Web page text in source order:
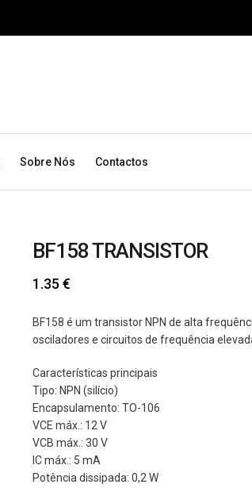
Sobre Nós Contactos
BF158 TRANSISTOR
1.35€
BF158 é um transistor NPN de alta
osciladores e circuitos de frequência
Características principais
Tipo: NPN (silício)
Encapsulamento: TO-106
VCE máx.: 12 V
VCB máx.: 30 V
IC máx.: 5 mA
Potência dissipada: 0,2 W